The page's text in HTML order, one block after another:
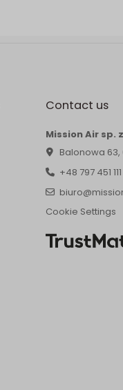
Contact us
Mission Air sp.
Balonowa 63,
+48 797 451 111
Cookie Settings